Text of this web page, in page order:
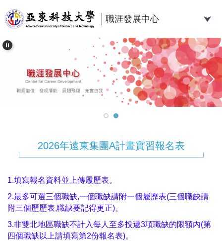
到
主
內
職涯發展中心
2026年遠東集團A計畫實習報名表
1.填寫報名資料並上傳履歷表。
2.最多可選三個職缺,一個職缺請附一個履歷表(三個職缺請
附三個歷歷表,職缺要記得更正)。
3.非雙北地區職缺不計入每人至多投遞3項職缺的限額內(第
四個職缺以上請填寫第2份報名表)。